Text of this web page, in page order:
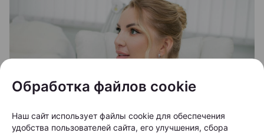
Обработка файлов cookie
Наш сайт использует файлы cookie для обеспечения
удобства пользователей сайта, его улучшения, сбора